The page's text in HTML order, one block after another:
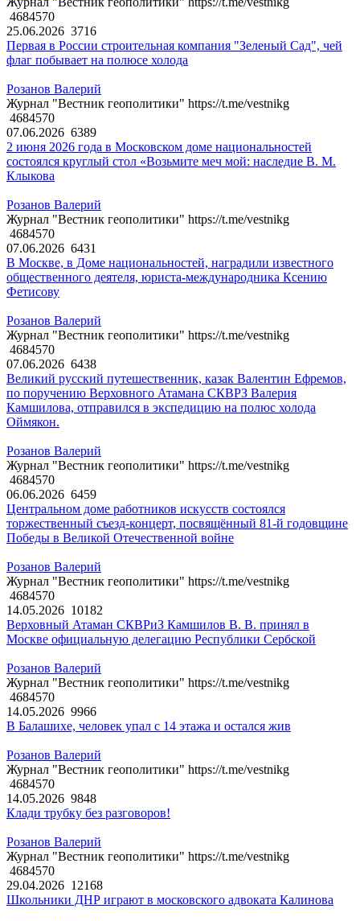
4684570
25.06.2026 3716
Первая в России строительная компания "Зеленый Сад", чей
флаг побывает на полюсе холода
Розанов Валерий
Журнал "Вестник геополитики" https://t.me/vestnikg
4684570
07.06.2026 6389
2 июня 2026 года в Московском доме национальностей
состоялся круглый стол «Возьмите меч мой: наследие В. М.
Клыкова
Розанов Валерий
Журнал "Вестник геополитики" https://t.me/vestnikg
4684570
07.06.2026 6431
В Москве, в Доме национальностей, наградили известного
общественного деятеля, юриста-международника Ксению
Фетисову
Розанов Валерий
Журнал "Вестник геополитики" https://t.me/vestnikg
4684570
07.06.2026 6438
Великий русский путешественник, казак Валентин Ефремов,
по поручению Верховного Атамана СКВРЗ Валерия
Камшилова, отправился в экспедицию на полюс холода
Оймякон.
Розанов Валерий
Журнал "Вестник геополитики" https://t.me/vestnikg
4684570
06.06.2026 6459
Центральном доме работников искусств состоялся
торжественный съезд-концерт, посвящённый 81-й годовщине
Победы в Великой Отечественной войне
Розанов Валерий
Журнал "Вестник геополитики" https://t.me/vestnikg
4684570
14.05.2026 10182
Верховный Атаман СКВРиЗ Камшилов В. В. принял в
Москве официальную делегацию Республики Сербской
Розанов Валерий
Журнал "Вестник геополитики" https://t.me/vestnikg
4684570
14.05.2026 9966
В Балашихе, человек упал с 14 этажа и остался жив
Розанов Валерий
Журнал "Вестник геополитики" https://t.me/vestnikg
4684570
14.05.2026 9848
Клади трубку без разговоров!
Розанов Валерий
Журнал "Вестник геополитики" https://t.me/vestnikg
4684570
29.04.2026 12168
Школьники ДНР играют в московского адвоката Калинова